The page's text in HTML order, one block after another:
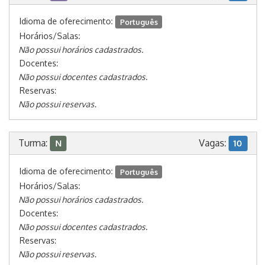
Idioma de oferecimento: Português
Horários/Salas:
Não possui horários cadastrados.
Docentes:
Não possui docentes cadastrados.
Reservas:
Não possui reservas.
Turma: N Vagas: 10
Idioma de oferecimento: Português
Horários/Salas:
Não possui horários cadastrados.
Docentes:
Não possui docentes cadastrados.
Reservas:
Não possui reservas.